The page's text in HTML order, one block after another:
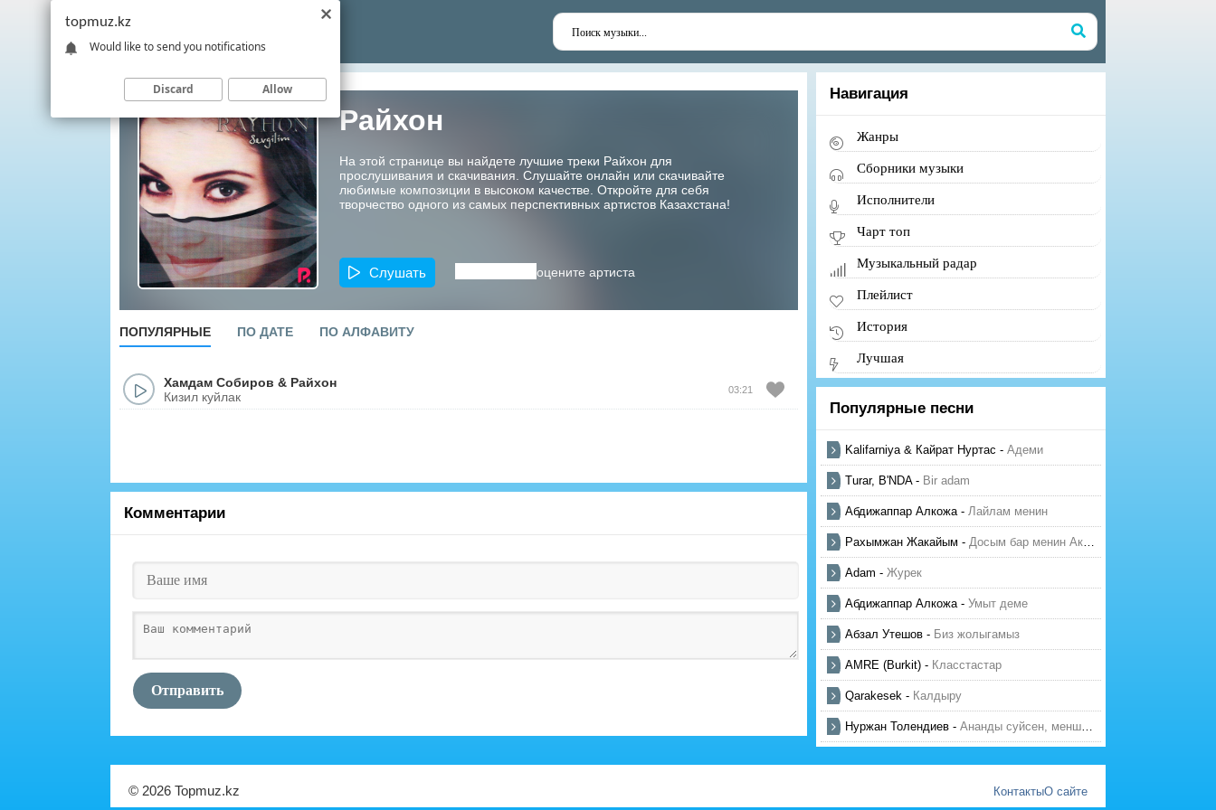
Райхон
На этой странице вы найдете лучшие треки Райхон для
прослушивания и скачивания. Слушайте онлайн или скачивайте
любимые композиции в высоком качестве. Откройте для себя
творчество одного из самых перспективных артистов Казахстана!
Слушать оцените артиста
ПОПУЛЯРНЫЕ ПО ДАТЕ ПО АЛФАВИТУ
Хамдам Собиров & Райхон
Кизил куйлак
03:21
Комментарии
Отправить
Навигация
Жанры
Сборники музыки
Исполнители
Чарт топ
Музыкальный радар
Плейлист
История
Лучшая
Популярные песни
Kalifarniya & Кайрат Нуртас - Адеми
Turar, B'NDA- Bir adam
Абдижаппар Алкожа- Лайлам менин
Рахымжан Жакайым - Досым бар менин Актауда
Adam - Журек
Абдижаппар Алкожа- Умыт деме
Абзал Утешов - Биз жолыгамыз
AMRE (Burkit) - Класстастар
Qarakesek - Калдыру
Нуржан Толендиев - Ананды суйсен, менше суй
© 2026 Topmuz.kz КонтактыО сайте
topmuz.kz
Would like to send you notifications
Discard Allow